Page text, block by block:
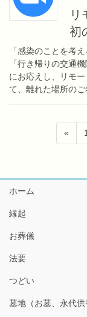
リ
初
「感染のことを考
「行き帰りの交通
にお応えし、リモ
て、離れた場所の
ペ
ジ
送
り
«
固1
ホーム
縁起
お葬儀
法要
つどい
墓地（お墓、永代供